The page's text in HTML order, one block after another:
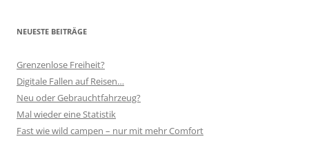
NEUESTE BEITRÄGE
Grenzenlose Freiheit?
Digitale Fallen auf Reisen…
Neu oder Gebrauchtfahrzeug?
Mal wieder eine Statistik
Fast wie wild campen – nur mit mehr Comfort